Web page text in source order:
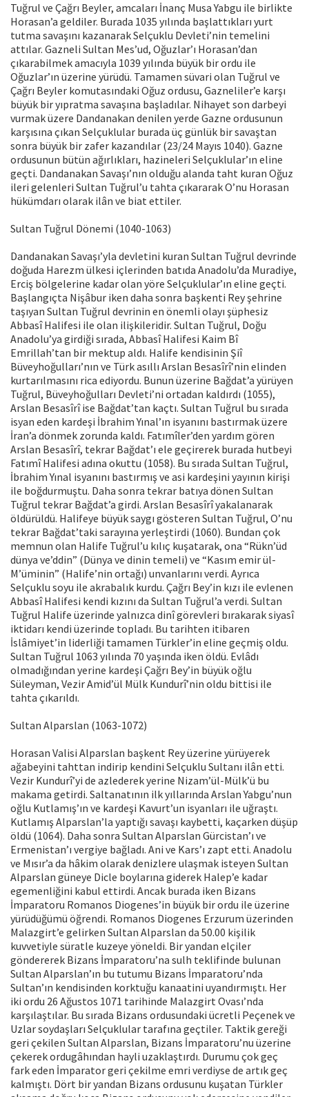
Tuğrul ve Çağrı Beyler, amcaları İnanç Musa Yabgu ile birlikte
Horasan’a geldiler. Burada 1035 yılında başlattıkları yurt
tutma savaşını kazanarak Selçuklu Devleti’nin temelini
attılar. Gazneli Sultan Mes’ud, Oğuzlar’ı Horasan’dan
çıkarabilmek amacıyla 1039 yılında büyük bir ordu ile
Oğuzlar’ın üzerine yürüdü. Tamamen süvari olan Tuğrul ve
Çağrı Beyler komutasındaki Oğuz ordusu, Gazneliler’e karşı
büyük bir yıpratma savaşına başladılar. Nihayet son darbeyi
vurmak üzere Dandanakan denilen yerde Gazne ordusunun
karşısına çıkan Selçuklular burada üç günlük bir savaştan
sonra büyük bir zafer kazandılar (23/24 Mayıs 1040). Gazne
ordusunun bütün ağırlıkları, hazineleri Selçuklular’ın eline
geçti. Dandanakan Savaşı’nın olduğu alanda taht kuran Oğuz
ileri gelenleri Sultan Tuğrul’u tahta çıkararak O’nu Horasan
hükümdarı olarak ilân ve biat ettiler.
Sultan Tuğrul Dönemi (1040-1063)
Dandanakan Savaşı’yla devletini kuran Sultan Tuğrul devrinde
doğuda Harezm ülkesi içlerinden batıda Anadolu’da Muradiye,
Erciş bölgelerine kadar olan yöre Selçuklular’ın eline geçti.
Başlangıçta Nişâbur iken daha sonra başkenti Rey şehrine
taşıyan Sultan Tuğrul devrinin en önemli olayı şüphesiz
Abbasî Halifesi ile olan ilişkileridir. Sultan Tuğrul, Doğu
Anadolu’ya girdiği sırada, Abbasî Halifesi Kaim Bî
Emrillah’tan bir mektup aldı. Halife kendisinin Şiî
Büveyhoğulları’nın ve Türk asıllı Arslan Besasîrî’nin elinden
kurtarılmasını rica ediyordu. Bunun üzerine Bağdat’a yürüyen
Tuğrul, Büveyhoğulları Devleti’ni ortadan kaldırdı (1055),
Arslan Besasîrî ise Bağdat’tan kaçtı. Sultan Tuğrul bu sırada
isyan eden kardeşi İbrahim Yınal’ın isyanını bastırmak üzere
İran’a dönmek zorunda kaldı. Fatımîler’den yardım gören
Arslan Besasîrî, tekrar Bağdat’ı ele geçirerek burada hutbeyi
Fatımî Halifesi adına okuttu (1058). Bu sırada Sultan Tuğrul,
İbrahim Yınal isyanını bastırmış ve asi kardeşini yayının kirişi
ile boğdurmuştu. Daha sonra tekrar batıya dönen Sultan
Tuğrul tekrar Bağdat’a girdi. Arslan Besasîrî yakalanarak
öldürüldü. Halifeye büyük saygı gösteren Sultan Tuğrul, O’nu
tekrar Bağdat’taki sarayına yerleştirdi (1060). Bundan çok
memnun olan Halife Tuğrul’u kılıç kuşatarak, ona “Rükn’üd
dünya ve’ddin” (Dünya ve dinin temeli) ve “Kasım emir ül-
M’üminin” (Halife’nin ortağı) unvanlarını verdi. Ayrıca
Selçuklu soyu ile akrabalık kurdu. Çağrı Bey’in kızı ile evlenen
Abbasî Halifesi kendi kızını da Sultan Tuğrul’a verdi. Sultan
Tuğrul Halife üzerinde yalnızca dinî görevleri bırakarak siyasî
iktidarı kendi üzerinde topladı. Bu tarihten itibaren
İslâmiyet’in liderliği tamamen Türkler’in eline geçmiş oldu.
Sultan Tuğrul 1063 yılında 70 yaşında iken öldü. Evlâdı
olmadığından yerine kardeşi Çağrı Bey’in büyük oğlu
Süleyman, Vezir Amid’ül Mülk Kundurî’nin oldu bittisi ile
tahta çıkarıldı.
Sultan Alparslan (1063-1072)
Horasan Valisi Alparslan başkent Rey üzerine yürüyerek
ağabeyini tahttan indirip kendini Selçuklu Sultanı ilân etti.
Vezir Kundurî’yi de azlederek yerine Nizam’ül-Mülk’ü bu
makama getirdi. Saltanatının ilk yıllarında Arslan Yabgu’nun
oğlu Kutlamış’ın ve kardeşi Kavurt’un isyanları ile uğraştı.
Kutlamış Alparslan’la yaptığı savaşı kaybetti, kaçarken düşüp
öldü (1064). Daha sonra Sultan Alparslan Gürcistan’ı ve
Ermenistan’ı vergiye bağladı. Ani ve Kars’ı zapt etti. Anadolu
ve Mısır’a da hâkim olarak denizlere ulaşmak isteyen Sultan
Alparslan güneye Dicle boylarına giderek Halep’e kadar
egemenliğini kabul ettirdi. Ancak burada iken Bizans
İmparatoru Romanos Diogenes’in büyük bir ordu ile üzerine
yürüdüğümü öğrendi. Romanos Diogenes Erzurum üzerinden
Malazgirt’e gelirken Sultan Alparslan da 50.00 kişilik
kuvvetiyle süratle kuzeye yöneldi. Bir yandan elçiler
göndererek Bizans İmparatoru’na sulh teklifinde bulunan
Sultan Alparslan’ın bu tutumu Bizans İmparatoru’nda
Sultan’ın kendisinden korktuğu kanaatini uyandırmıştı. Her
iki ordu 26 Ağustos 1071 tarihinde Malazgirt Ovası’nda
karşılaştılar. Bu sırada Bizans ordusundaki ücretli Peçenek ve
Uzlar soydaşları Selçuklular tarafına geçtiler. Taktik gereği
geri çekilen Sultan Alparslan, Bizans İmparatoru’nu üzerine
çekerek ordugâhından hayli uzaklaştırdı. Durumu çok geç
fark eden İmparator geri çekilme emri verdiyse de artık geç
kalmıştı. Dört bir yandan Bizans ordusunu kuşatan Türkler